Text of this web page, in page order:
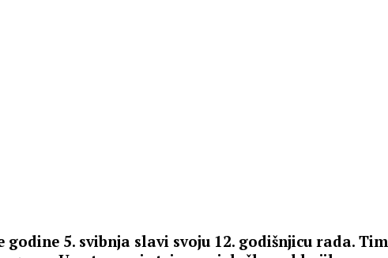
5. svibnja slavi svoju 12. godišnjicu rada. Tim